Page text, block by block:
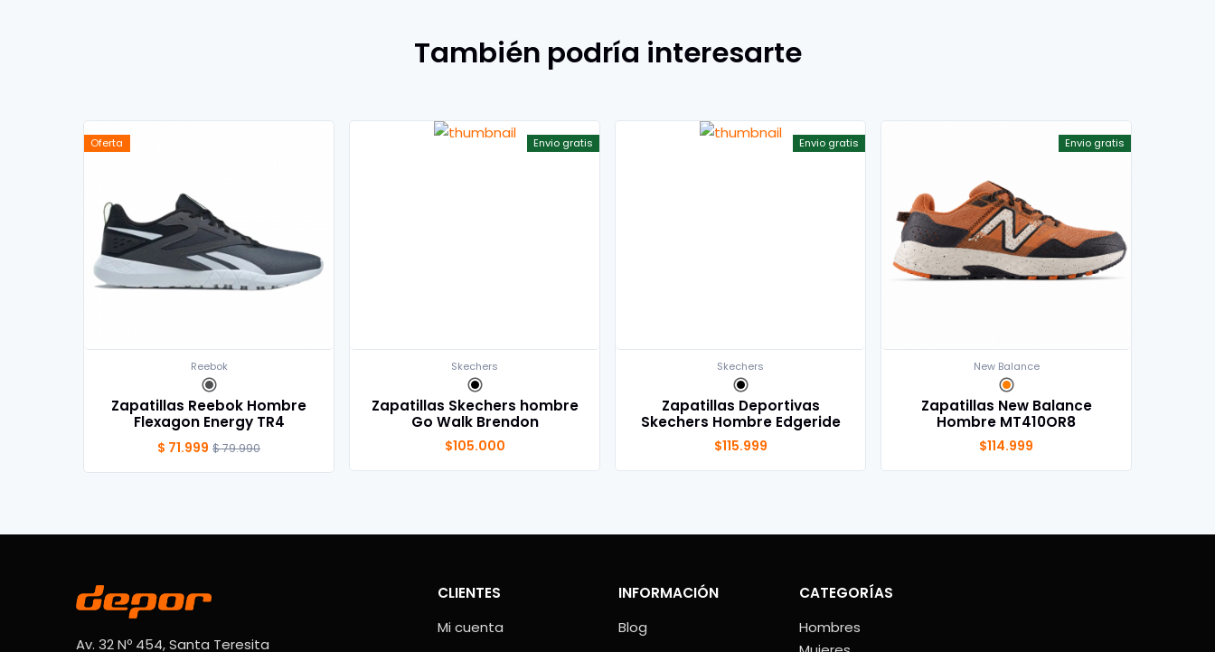
También podría interesarte
Oferta
Reebok
Zapatillas Reebok Hombre
Flexagon Energy TR4
$ 71.999 $ 79.990
Envio gratis
Skechers
Zapatillas Skechers hombre
Go Walk Brendon
$105.000
Envio gratis
Skechers
Zapatillas Deportivas
Skechers Hombre Edgeride
$115.999
Envio gratis
New Balance
Zapatillas New Balance
Hombre MT410OR8
$114.999
Av. 32 Nº 454, Santa Teresita
CLIENTES
Mi cuenta
INFORMACIÓN
Blog
CATEGORÍAS
Hombres